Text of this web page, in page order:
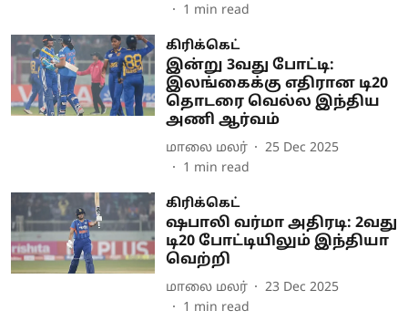
1 min read
கிரிக்கெட்
இன்று 3வது போட்டி:
இலங்கைக்கு எதிரான டி20
தொடரை வெல்ல இந்திய
அணி ஆர்வம்
மாலை மலர்
25 Dec 2025
1 min read
கிரிக்கெட்
ஷபாலி வர்மா அதிரடி: 2வது
டி20 போட்டியிலும் இந்தியா
வெற்றி
மாலை மலர்
23 Dec 2025
1 min read